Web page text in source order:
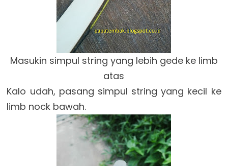
Masukin simpul string yang lebih gede ke limb
atas
Kalo udah, pasang simpul string yang kecil ke
limb nock bawah.